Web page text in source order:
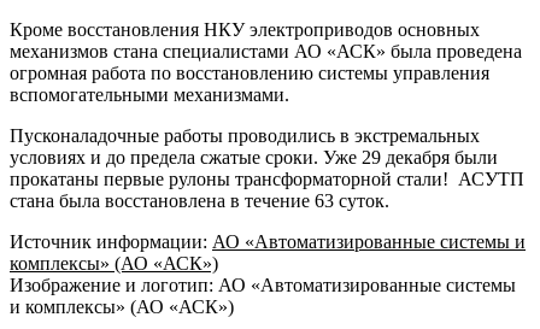
Кроме восстановления НКУ электроприводов основных
механизмов стана специалистами АО «АСК» была проведена
огромная работа по восстановлению системы управления
вспомогательными механизмами.
Пусконаладочные работы проводились в экстремальных
условиях и до предела сжатые сроки. Уже 29 декабря были
прокатаны первые рулоны трансформаторной стали! АСУТП
стана была восстановлена в течение 63 суток.
Источник информации: АО «Автоматизированные системы и
комплексы» (АО «АСК»)
Изображение и логотип: АО «Автоматизированные системы
и комплексы» (АО «АСК»)